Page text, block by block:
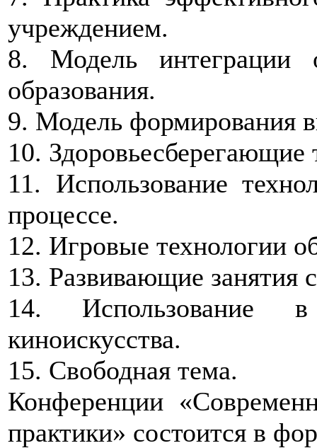
учреждением.
8. Модель интеграции
образования.
9. Модель формирования
10. Здоровьесберегающие
11. Использование
процессе.
12. Игровые технологии
13. Развивающие занятия
14. Использование в
киноискусства.
15. Свободная тема.
Конференции
практики» состоится в